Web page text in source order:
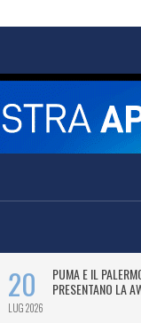
20
LUG 2026
PUMA E IL
PRESENTANO LA